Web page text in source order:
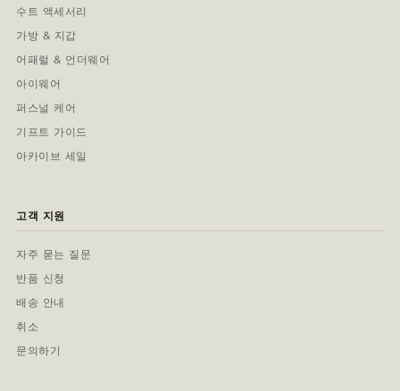
수트 액세서리
가방 & 지갑
어패럴 & 언더웨어
아이웨어
퍼스널 케어
기프트 가이드
아카이브 세일
고객 지원
자주 묻는 질문
반품 신청
배송 안내
취소
문의하기